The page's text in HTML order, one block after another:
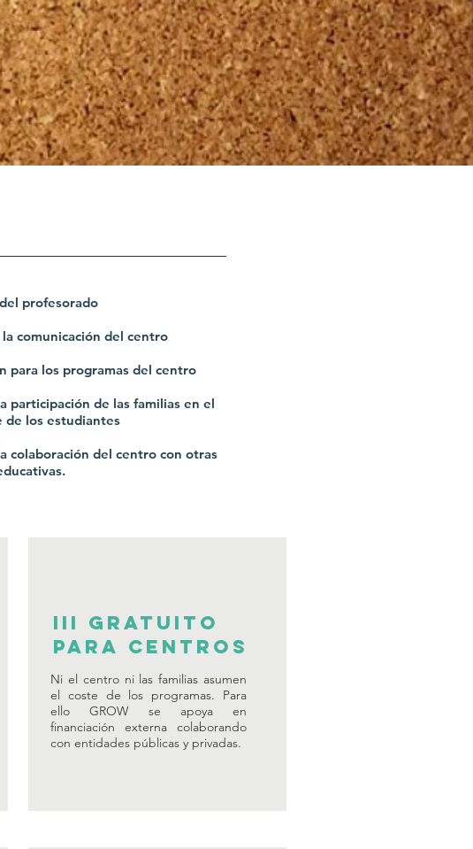
profesorado
comunicación del centro
para los programas del centro
participación de las familias en el
de los estudiantes
colaboración del centro con otras
III Gratuito
para centros
Ni el centro ni las familias asumen
el coste de los programas. Para
ello GROW se apoya en
financiación externa colaborando
con entidades públicas y privadas.